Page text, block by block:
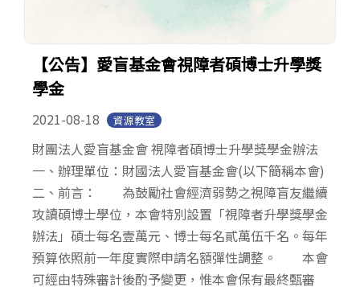
【公告】愛盲基金會視障者碩博士升學獎
學金
2021-08-18 資源教室
財團法人愛盲基金會 視障者碩博士升學獎學金辦法
一、辦理單位：財國法人愛盲基金會(以下簡稱本會)
二、前言： 為鼓勵社會經濟弱勢之視障盲友繼續
攻讀碩博士學位，本會特別設置「視障者升學獎學金
辦法」碩士每名壹萬元、博士每名貳萬伍千名。每年
預算依照前一年度實際申請名額彈性調整。 本會
可經由特殊審計後酌予變更，惟本會保有最終甄審